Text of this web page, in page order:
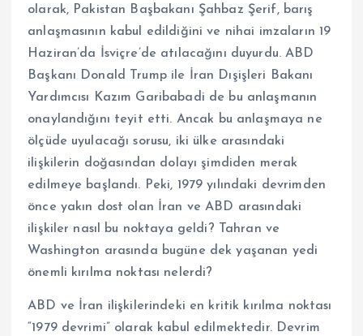
olarak, Pakistan Başbakanı Şahbaz Şerif, barış
anlaşmasının kabul edildiğini ve nihai imzaların 19
Haziran’da İsviçre’de atılacağını duyurdu. ABD
Başkanı Donald Trump ile İran Dışişleri Bakanı
Yardımcısı Kazım Garibabadi de bu anlaşmanın
onaylandığını teyit etti. Ancak bu anlaşmaya ne
ölçüde uyulacağı sorusu, iki ülke arasındaki
ilişkilerin doğasından dolayı şimdiden merak
edilmeye başlandı. Peki, 1979 yılındaki devrimden
önce yakın dost olan İran ve ABD arasındaki
ilişkiler nasıl bu noktaya geldi? Tahran ve
Washington arasında bugüne dek yaşanan yedi
önemli kırılma noktası nelerdi?
ABD ve İran ilişkilerindeki en kritik kırılma noktası
“1979 devrimi” olarak kabul edilmektedir. Devrim